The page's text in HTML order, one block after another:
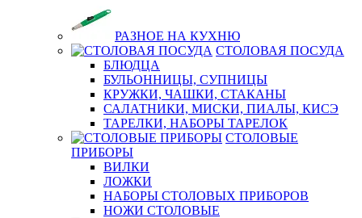
РАЗНОЕ НА КУХНЮ
СТОЛОВАЯ ПОСУДА
БЛЮДЦА
БУЛЬОННИЦЫ, СУПНИЦЫ
КРУЖКИ, ЧАШКИ, СТАКАНЫ
САЛАТНИКИ, МИСКИ, ПИАЛЫ, КИСЭ
ТАРЕЛКИ, НАБОРЫ ТАРЕЛОК
СТОЛОВЫЕ
ПРИБОРЫ
ВИЛКИ
ЛОЖКИ
НАБОРЫ СТОЛОВЫХ ПРИБОРОВ
НОЖИ СТОЛОВЫЕ